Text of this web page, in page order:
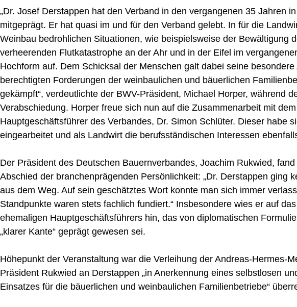
„Dr. Josef Derstappen hat den Verband in den vergangenen 35 Jahren
mitgeprägt. Er hat quasi im und für den Verband gelebt. In für die
Weinbau bedrohlichen Situationen, wie beispielsweise der Bewältigung
verheerenden Flutkatastrophe an der Ahr und in der Eifel im
Hochform auf. Dem Schicksal der Menschen galt dabei seine
berechtigten Forderungen der weinbaulichen und bäuerlichen
gekämpft“, verdeutlichte der BWV-Präsident, Michael Horper, während
Verabschiedung. Horper freue sich nun auf die Zusammenarbeit mit
Hauptgeschäftsführer des Verbandes, Dr. Simon Schlüter. Dieser habe
eingearbeitet und als Landwirt die berufsständischen Interessen
Der Präsident des Deutschen Bauernverbandes, Joachim Rukwied,
Abschied der branchenprägenden Persönlichkeit: „Dr. Derstappen ging
aus dem Weg. Auf sein geschätztes Wort konnte man sich immer
Standpunkte waren stets fachlich fundiert.“ Insbesondere wies er auf
ehemaligen Hauptgeschäftsführers hin, das von diplomatischen
„klarer Kante“ geprägt gewesen sei.
Höhepunkt der Veranstaltung war die Verleihung der Andreas-Hermes-
Präsident Rukwied an Derstappen „in Anerkennung eines selbstlosen
Einsatzes für die bäuerlichen und weinbaulichen Familienbetriebe“